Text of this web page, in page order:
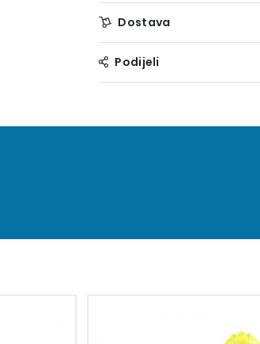
Dostava
Podijeli